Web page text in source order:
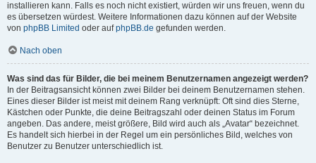
installieren kann. Falls es noch nicht existiert, würden wir uns freuen, wenn du
es übersetzen würdest. Weitere Informationen dazu können auf der Website
von phpBB Limited oder aufphpBB.de gefunden werden.
Nach oben
Was sind das für Bilder, die bei meinem Benutzernamen angezeigt werden?
In der Beitragsansicht können zwei Bilder bei deinem Benutzernamen stehen.
Eines dieser Bilder ist meist mit deinem Rang verknüpft: Oft sind dies Sterne,
Kästchen oder Punkte, die deine Beitragszahl oder deinen Status im Forum
angeben. Das andere, meist größere, Bild wird auch als „Avatar“ bezeichnet.
Es handelt sich hierbei in der Regel um ein persönliches Bild, welches von
Benutzer zu Benutzer unterschiedlich ist.